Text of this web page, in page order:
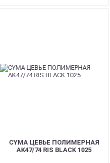
CYMA ЦЕВЬЕ ПОЛИМЕРНАЯ
AK47/74 RIS BLACK 1025